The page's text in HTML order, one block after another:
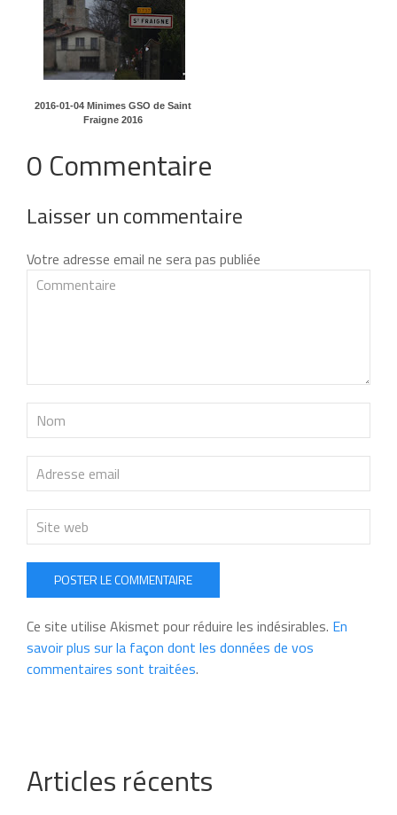
2016-01-04 Minimes GSO de Saint
Fraigne 2016
0 Commentaire
Laisser un commentaire
Votre adresse email ne sera pas publiée
POSTER LE COMMENTAIRE
Ce site utilise Akismet pour réduire les indésirables. En
savoir plus sur la façon dont les données de vos
commentaires sont traitées.
Articles récents